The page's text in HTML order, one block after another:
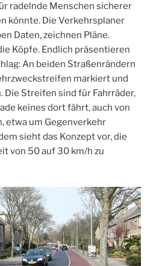
radelnde Menschen sicherer
könnte. Die Verkehrsplaner
Daten, zeichnen Pläne.
Köpfe. Endlich präsentieren
An beiden Straßenrändern
markiert und
Streifen sind für Fahrräder,
keines dort fährt, auch von
etwa um Gegenverkehr
sieht das Konzept vor, die
von 50 auf 30 km/h zu